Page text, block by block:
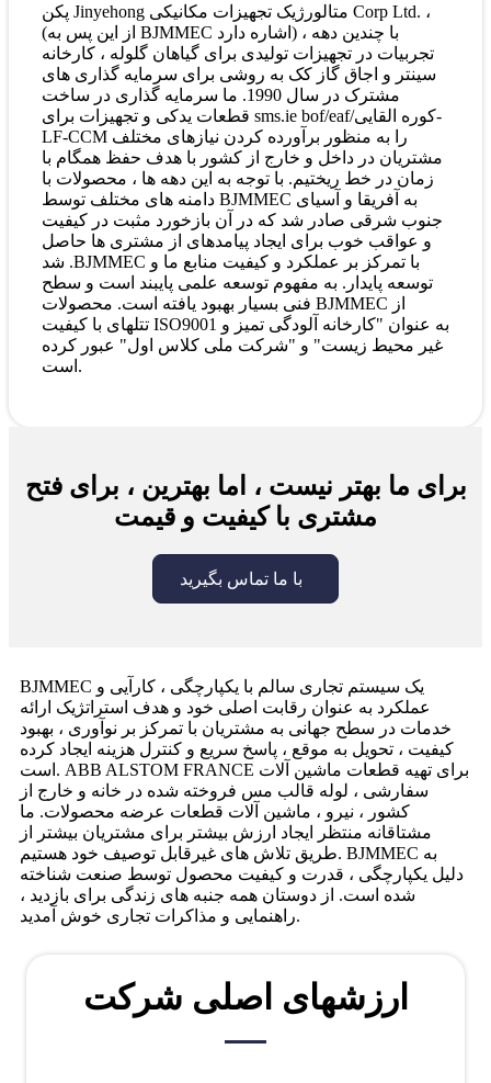
پکن Jinyehong متالورژیک تجهیزات مکانیکی Corp Ltd. ،
(از این پس به BJMMEC اشاره دارد) ، با چندین دهه
تجربیات در تجهیزات تولیدی برای گیاهان گلوله ، کارخانه
سینتر و اجاق گاز کک به روشی برای سرمایه گذاری های
مشترک در سال 1990. ما سرمایه گذاری در ساخت
قطعات یدکی و تجهیزات برای sms.ie bof/eaf/کوره القایی-
LF-CCM را به منظور برآورده کردن نیازهای مختلف
مشتریان در داخل و خارج از کشور با هدف حفظ همگام با
زمان در خط ریختیم. با توجه به این دهه ها ، محصولات با
دامنه های مختلف توسط BJMMEC به آفریقا و آسیای
جنوب شرقی صادر شد که در آن بازخورد مثبت در کیفیت
و عواقب خوب برای ایجاد پیامدهای از مشتری ها حاصل
شد .BJMMEC با تمرکز بر عملکرد و کیفیت منابع ما و
توسعه پایدار. به مفهوم توسعه علمی پایبند است و سطح
فنی بسیار بهبود یافته است. محصولات BJMMEC از
تتلهای با کیفیت ISO9001 به عنوان "کارخانه آلودگی تمیز و
غیر محیط زیست" و "شرکت ملی کلاس اول" عبور کرده
است.
برای ما بهتر نیست ، اما بهترین ، برای فتح
مشتری با کیفیت و قیمت
با ما تماس بگیرید
BJMMEC یک سیستم تجاری سالم با یکپارچگی ، کارآیی و
عملکرد به عنوان رقابت اصلی خود و هدف استراتژیک ارائه
خدمات در سطح جهانی به مشتریان با تمرکز بر نوآوری ، بهبود
کیفیت ، تحویل به موقع ، پاسخ سریع و کنترل هزینه ایجاد کرده
است. ABB ALSTOM FRANCE برای تهیه قطعات ماشین آلات
سفارشی ، لوله قالب مس فروخته شده در خانه و خارج از
کشور ، نیرو ، ماشین آلات قطعات عرضه محصولات. ما
مشتاقانه منتظر ایجاد ارزش بیشتر برای مشتریان بیشتر از
طریق تلاش های غیرقابل توصیف خود هستیم. BJMMEC به
دلیل یکپارچگی ، قدرت و کیفیت محصول توسط صنعت شناخته
شده است. از دوستان همه جنبه های زندگی برای بازدید ،
راهنمایی و مذاکرات تجاری خوش آمدید.
ارزشهای اصلی شرکت